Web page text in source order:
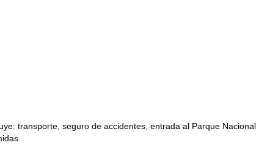
a mí en este programa, solo envíame una solicitud. Espero
que tiene un lago de lava permanente? Entonces únete a mí
transporte, seguro de accidentes, entrada al Parque Nacional